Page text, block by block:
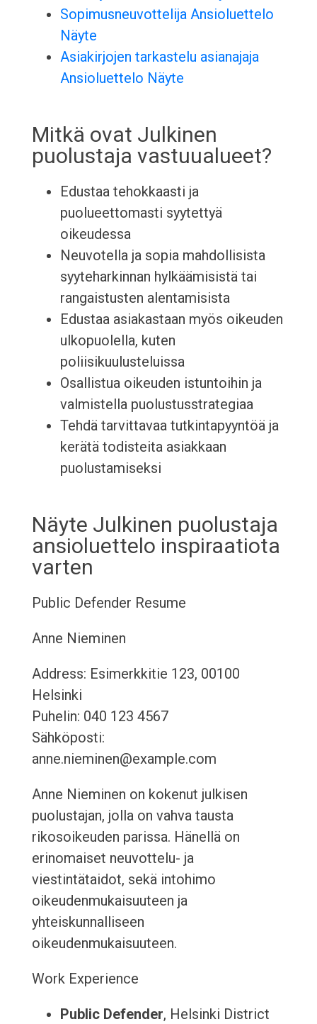
Sopimusneuvottelija Ansioluettelo
Näyte
Asiakirjojen tarkastelu asianajaja
Ansioluettelo Näyte
Mitkä ovat Julkinen
puolustaja vastuualueet?
Edustaa tehokkaasti ja
puolueettomasti syytettyä
oikeudessa
Neuvotella ja sopia mahdollisista
syyteharkinnan hylkäämisistä tai
rangaistusten alentamisista
Edustaa asiakastaan myös oikeuden
ulkopuolella, kuten
poliisikuulusteluissa
Osallistua oikeuden istuntoihin ja
valmistella puolustusstrategiaa
Tehdä tarvittavaa tutkintapyyntöä ja
kerätä todisteita asiakkaan
puolustamiseksi
Näyte Julkinen puolustaja
ansioluettelo inspiraatiota
varten
Public Defender Resume
Anne Nieminen
Address: Esimerkkitie 123, 00100
Helsinki
Puhelin: 040 123 4567
Sähköposti:
anne.nieminen@example.com
Anne Nieminen on kokenut julkisen
puolustajan, jolla on vahva tausta
rikosoikeuden parissa. Hänellä on
erinomaiset neuvottelu- ja
viestintätaidot, sekä intohimo
oikeudenmukaisuuteen ja
yhteiskunnalliseen
oikeudenmukaisuuteen.
Work Experience
Public Defender, Helsinki District